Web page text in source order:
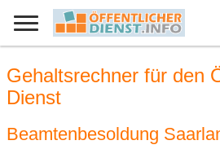
Gehaltsrechner für den
Dienst
Beamtenbesoldung